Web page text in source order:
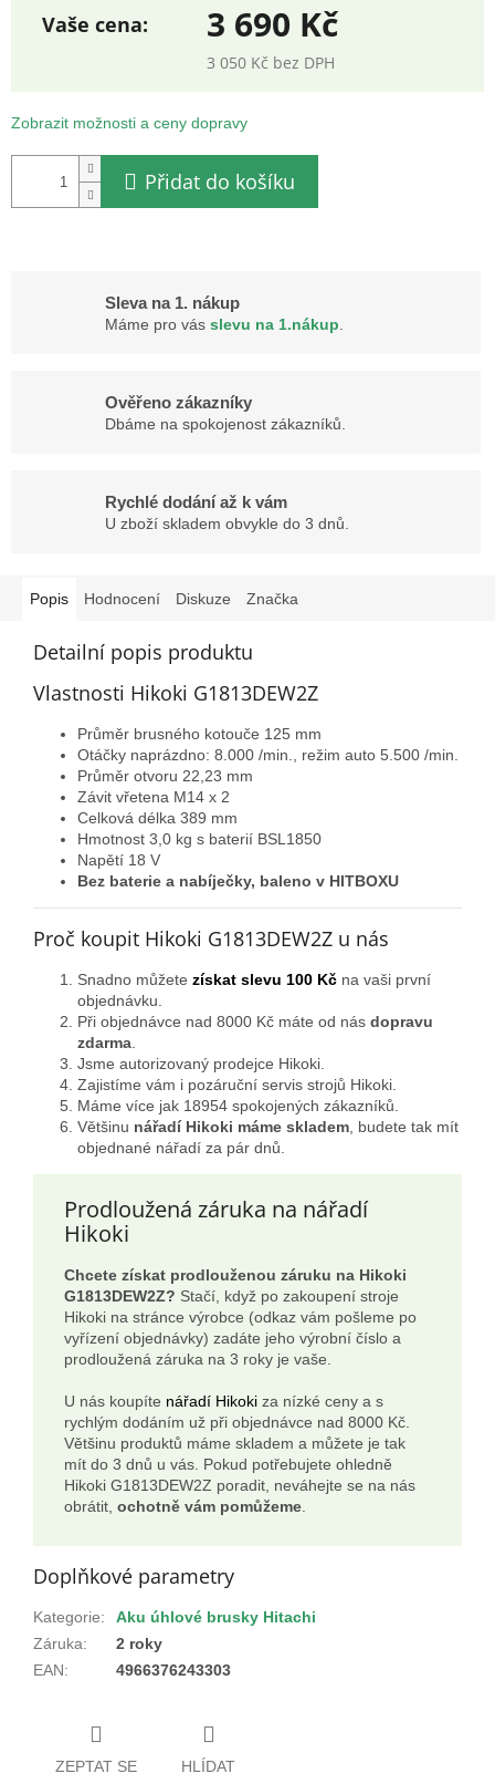
3 690 Kč
3 050 Kč bez DPH
cena:
Zobrazit možnosti a ceny dopravy
Přidat do košíku
Sleva na 1. nákup
Máme pro vás slevu na 1.nákup
Ověřeno zákazníky
Dbáme na spokojenost zákazníků.
Rychlé dodání až k vám
U zboží skladem obvykle do 3 dnů.
Popis Hodnocení Diskuze Značka
Detailní popis produktu
Vlastnosti Hikoki G1813DEW2Z
Průměr brusného kotouče 125 mm
Otáčky naprázdno: 8.000 /min., režim auto 5.500 /min.
Průměr otvoru 22,23 mm
Závit vřetena M14 x 2
Celková délka 389 mm
Hmotnost 3,0 kg s baterií BSL1850
Napětí 18 V
Bez baterie a nabíječky, baleno v HITBOXU
Proč koupit Hikoki G1813DEW2Z u nás
Snadno můžete získat slevu 100 Kč na vaši první
objednávku.
Při objednávce nad 8000 Kč máte od nás dopravu
zdarma
Jsme autorizovaný prodejce Hikoki.
Zajistíme vám i pozáruční servis strojů Hikoki.
Máme více jak 18954 spokojených zákazníků.
Většinu nářadí Hikoki máme skladem , budete tak mít
objednané nářadí za pár dnů.
Prodloužená záruka na nářadí
Hikoki
Chcete získat prodlouženou záruku na Hikoki
G1813DEW2Z? Stačí, když po zakoupení stroje
Hikoki na stránce výrobce (odkaz vám pošleme po
vyřízení objednávky) zadáte jeho výrobní číslo a
prodloužená záruka na 3 roky je vaše.
U nás koupíte nářadí Hikoki za nízké ceny a s
rychlým dodáním už při objednávce nad 8000 Kč.
Většinu produktů máme skladem a můžete je tak
mít do 3 dnů u vás. Pokud potřebujete ohledně
Hikoki G1813DEW2Z poradit, neváhejte se na nás
obrátit, ochotně vám pomůžeme
Doplňkové parametry
Kategorie:
Aku úhlové brusky Hitachi
Záruka:
2 roky
EAN: 4966376243303
ZEPTAT SE HLÍDAT